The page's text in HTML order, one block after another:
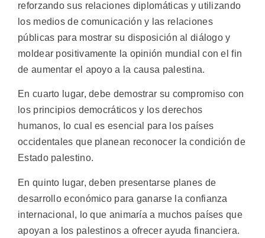
reforzando sus relaciones diplomáticas y utilizando
los medios de comunicación y las relaciones
públicas para mostrar su disposición al diálogo y
moldear positivamente la opinión mundial con el fin
de aumentar el apoyo a la causa palestina.
En cuarto lugar, debe demostrar su compromiso con
los principios democráticos y los derechos
humanos, lo cual es esencial para los países
occidentales que planean reconocer la condición de
Estado palestino.
En quinto lugar, deben presentarse planes de
desarrollo económico para ganarse la confianza
internacional, lo que animaría a muchos países que
apoyan a los palestinos a ofrecer ayuda financiera.